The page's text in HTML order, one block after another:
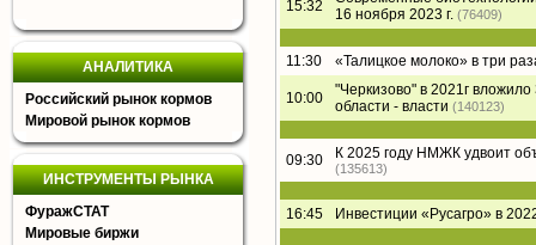
АНАЛИТИКА
Российский рынок кормов
Мировой рынок кормов
ИНСТРУМЕНТЫ РЫНКА
ФуражСТАТ
Мировые биржи
15:32
16 ноября 2023 г. (76409)
11:30 «Талицкое молоко» в три
10:00
"Черкизово" в 2021г
области - власти (140123)
09:30 К 2025 году НМЖК удвоит
(135613)
16:45 Инвестиции «Русагро» в